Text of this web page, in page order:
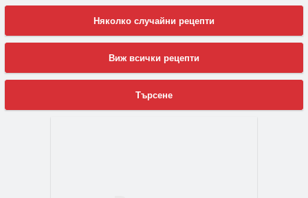
Няколко случайни рецепти
Виж всички рецепти
Търсене